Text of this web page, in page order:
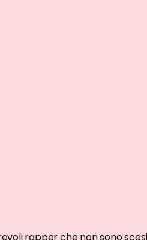
rapper che non sono